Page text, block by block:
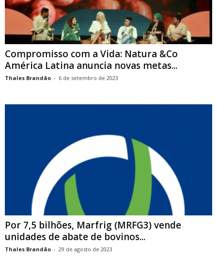
Compromisso com a Vida: Natura &Co
América Latina anuncia novas metas...
Thales Brandão - 6 de setembro de 2023
Por 7,5 bilhões, Marfrig (MRFG3) vende
unidades de abate de bovinos...
Thales Brandão - 29 de agosto de 2023